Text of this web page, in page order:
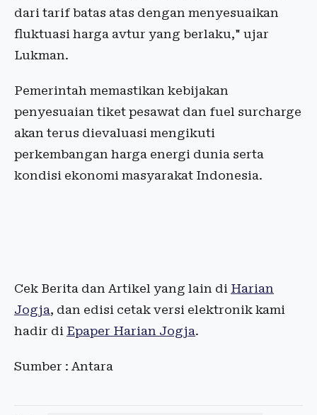
dari tarif batas atas dengan menyesuaikan
fluktuasi harga avtur yang berlaku," ujar
Lukman.
Pemerintah memastikan kebijakan
penyesuaian tiket pesawat dan fuel surcharge
akan terus dievaluasi mengikuti
perkembangan harga energi dunia serta
kondisi ekonomi masyarakat Indonesia.
Cek Berita dan Artikel yang lain di Harian
Jogja, dan edisi cetak versi elektronik kami
hadir di Epaper Harian Jogja.
Sumber : Antara